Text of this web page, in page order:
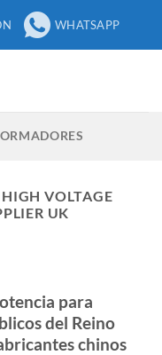
WHATSAPP
HIGH VOLTAGE
UK
para
del Reino
chinos